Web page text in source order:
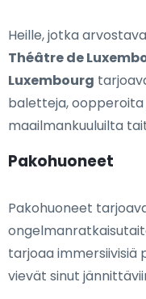
Heille, jotka
Théâtre de
Luxembourg
baletteja,
maailmankuuluilta
Pakohuoneet
Pakohuoneet
tarjoaa immersiivisiä
vievät sinut